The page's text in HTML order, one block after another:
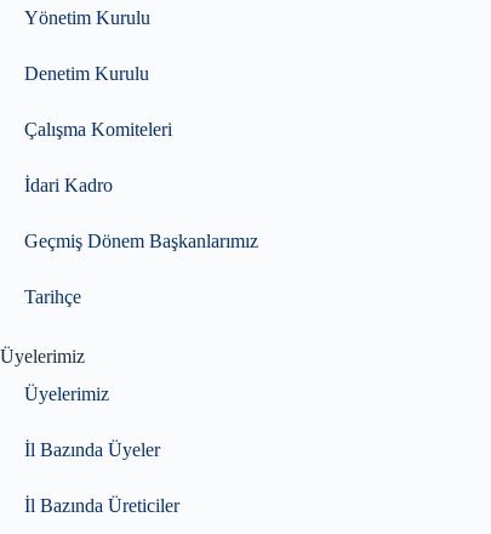
Yönetim Kurulu
Denetim Kurulu
Çalışma Komiteleri
İdari Kadro
Geçmiş Dönem Başkanlarımız
Tarihçe
Üyelerimiz
Üyelerimiz
İl Bazında Üyeler
İl Bazında Üreticiler